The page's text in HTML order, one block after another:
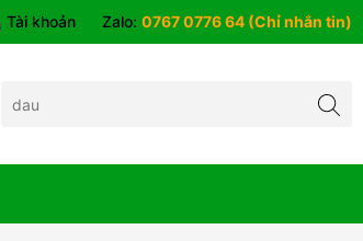
Tài khoản Zalo: 0767 0776 64 (Chỉ nhắn tin)